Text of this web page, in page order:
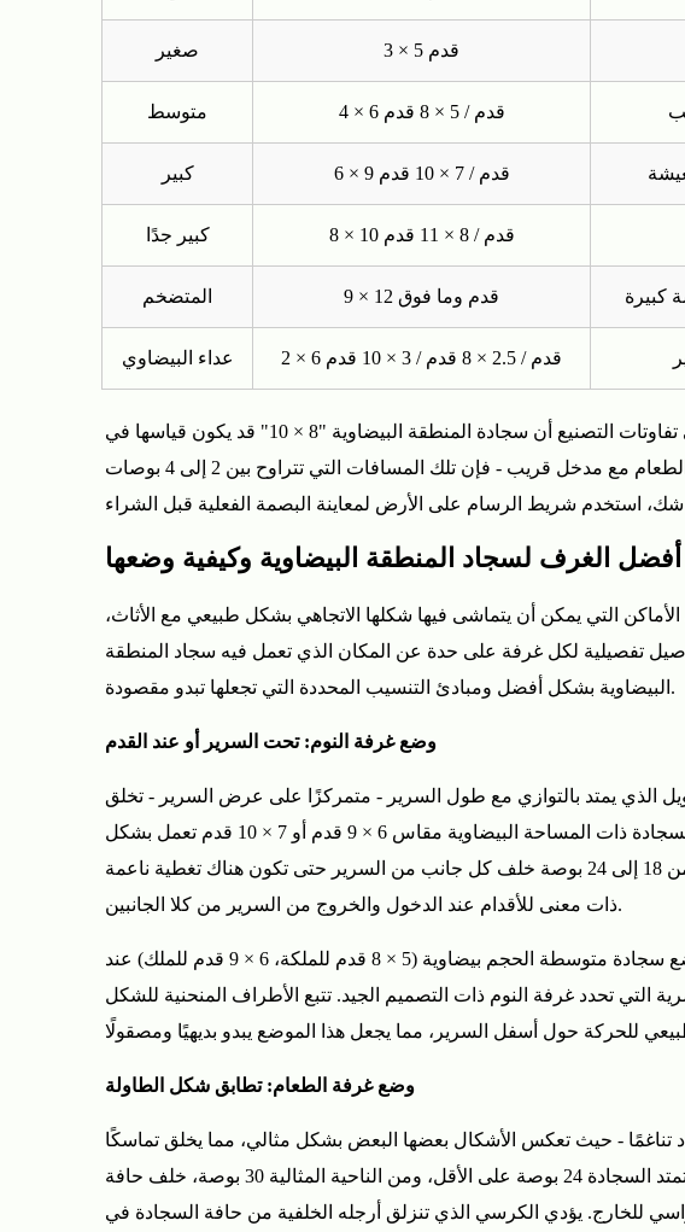
أفضل
الغرف
لسجاد
المنطقة
البيضاوية
وكيفية
وضعها
2.1
وضع
غرفة
النوم:
تحت
السرير
أو
عند
القدم
2.2
وضع
غرفة
الطعام:
تطابق
الطاولة
وضع
غرفة
المعيشة:
تثبيت
منطقة
الجلوس
بمنحنيات
2.4
المدخل
والممر:
التطبيق
البيضاوي
الكلاسيكي
صغير 3 × 5 قدم
متوسط 4 × 6 قدم / 5 × 8 قدم
كبير 6 × 9 قدم / 7 × 10 قدم
كبير جدًا 8 × 10 قدم / 8 × 11 قدم
المتضخم 9 × 12 قدم وما فوق كبيرة
عداء البيضاوي 2 × 6 قدم / 2.5 × 8 قدم / 3 × 10 قدم
نصيحة عملية واحدة: تحقق دائمًا من الأبعاد الدقيقة المذكورة قبل الطلب، وليس فقط ملصق الحجم. تعني تفاوتات التصنيع أن سجادة المنطقة البيضاوية "8 × 10" قد يكون قياسها في
الواقع 7'10 "× 9'10". إذا كنت تعمل بمساحة ضيقة - على سبيل المثال، ضمان عدم تداخل سجادة غرفة الطعام مع مدخل قريب - فإن تلك المسافات التي تتراوح بين 2 إلى 4 بوصات
أفضل الغرف لسجاد المنطقة البيضاوية وكيفية وضعها
التي يمكن أن يتماشى فيها شكلها الاتجاهي بشكل طبيعي مع الأثاث،
تفصيلية لكل غرفة على حدة عن المكان الذي تعمل فيه سجاد المنطقة
البيضاوية بشكل أفضل ومبادئ التنسيب المحددة التي تجعلها تبدو مقصودة.
وضع غرفة النوم: تحت السرير أو عند القدم
الذي يمتد بالتوازي مع طول السرير - متمركزًا على عرض السرير - تخلق
إطارًا بصريًا رشيقًا يثبت منطقة النوم دون الزوايا المربعة المفاجئة للمستطيل. بالنسبة لسرير كوين، فإن السجادة ذات المساحة البيضاوية مقاس 6 × 9 قدم أو 7 × 10 قدم تعمل بشكل
جيد؛ بالنسبة للسرير الكبير، قم بالترقية إلى 8 × 10 قدم أو 8 × 11 قدم. يجب أن تمتد السجادة على الأقل من 18 إلى 24 بوصة خلف كل جانب من السرير حتى تكون هناك تغطية ناعمة
ذات معنى للأقدام عند الدخول والخروج من السرير من كلا الجانبين.
في غرف النوم الأصغر حجمًا حيث لا يكون وضع سجادة كاملة الطول أسفل السرير بأكمله أمرًا عمليًا، ضع سجادة متوسطة الحجم بيضاوية (5 × 8 قدم للملكة، 6 × 9 قدم للملك) عند
التي تحدد غرفة النوم ذات التصميم الجيد. تتبع الأطراف المنحنية للشكل
وضع غرفة الطعام: تطابق شكل الطاولة
تناغمًا - حيث تعكس الأشكال بعضها البعض بشكل مثالي، مما يخلق تماسكًا
بصريًا فوريًا. تنطبق قاعدة التحجيم الهامة التي تنطبق على جميع سجاد غرفة الطعام هنا أيضًا: يجب أن تمتد السجادة 24 بوصة على الأقل، ومن الناحية المثالية 30 بوصة، خلف حافة
للخارج. يؤدي الكرسي الذي تنزلق أرجله الخلفية من حافة السجادة في